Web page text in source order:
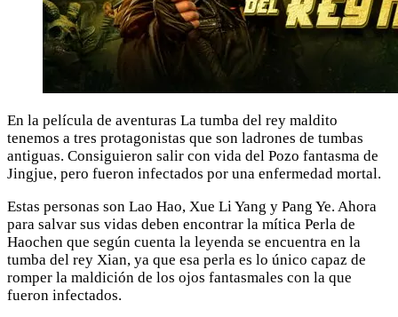
En la película de aventuras La tumba del rey maldito
tenemos a tres protagonistas que son ladrones de tumbas
antiguas. Consiguieron salir con vida del Pozo fantasma de
Jingjue, pero fueron infectados por una enfermedad mortal.
Estas personas son Lao Hao, Xue Li Yang y Pang Ye. Ahora
para salvar sus vidas deben encontrar la mítica Perla de
Haochen que según cuenta la leyenda se encuentra en la
tumba del rey Xian, ya que esa perla es lo único capaz de
romper la maldición de los ojos fantasmales con la que
fueron infectados.